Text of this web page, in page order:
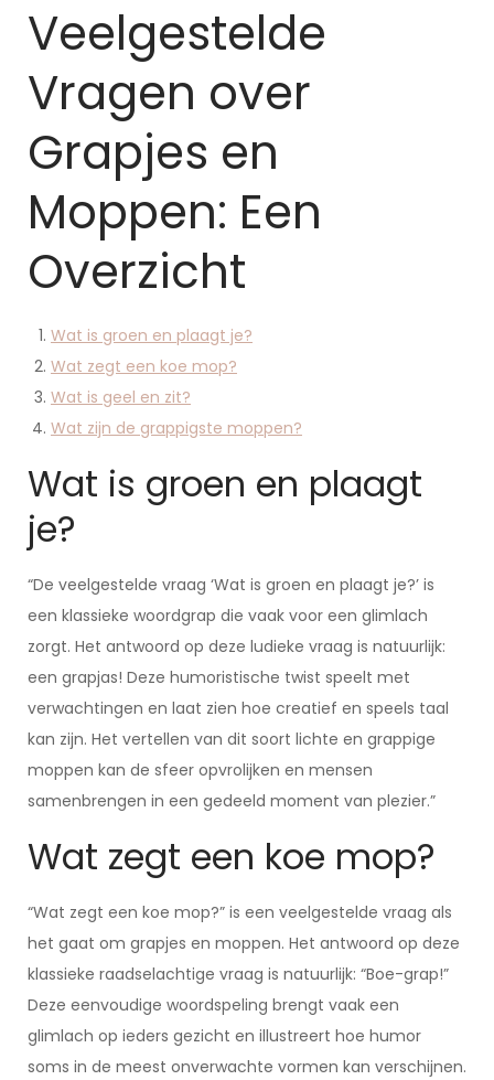
Veelgestelde
Vragen over
Grapjes en
Moppen: Een
Overzicht
Wat is groen en plaagt je?
Wat zegt een koe mop?
Wat is geel en zit?
Wat zijn de grappigste moppen?
Wat is groen en plaagt
je?
“De veelgestelde vraag ‘Wat is groen en plaagt je?’ is
een klassieke woordgrap die vaak voor een glimlach
zorgt. Het antwoord op deze ludieke vraag is natuurlijk:
een grapjas! Deze humoristische twist speelt met
verwachtingen en laat zien hoe creatief en speels taal
kan zijn. Het vertellen van dit soort lichte en grappige
moppen kan de sfeer opvrolijken en mensen
samenbrengen in een gedeeld moment van plezier.”
Wat zegt een koe mop?
“Wat zegt een koe mop?” is een veelgestelde vraag als
het gaat om grapjes en moppen. Het antwoord op deze
klassieke raadselachtige vraag is natuurlijk: “Boe-grap!”
Deze eenvoudige woordspeling brengt vaak een
glimlach op ieders gezicht en illustreert hoe humor
soms in de meest onverwachte vormen kan verschijnen.